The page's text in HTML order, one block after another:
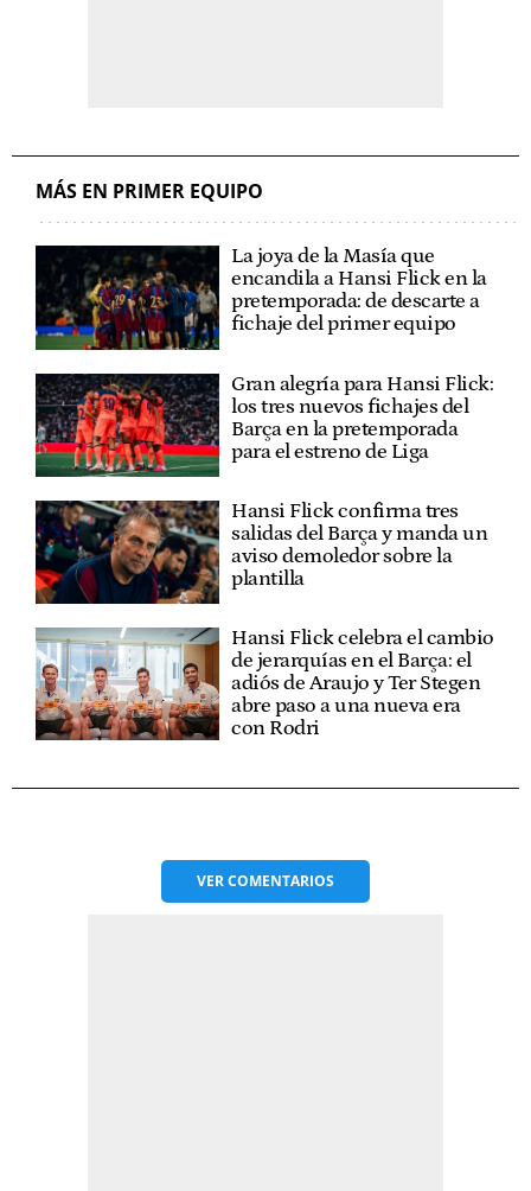
MÁS EN PRIMER EQUIPO
La joya de la Masía que
encandila a Hansi Flick en la
pretemporada: de descarte a
fichaje del primer equipo
Gran alegría para Hansi Flick:
los tres nuevos fichajes del
Barça en la pretemporada
para el estreno de Liga
Hansi Flick confirma tres
salidas del Barça y manda un
aviso demoledor sobre la
plantilla
Hansi Flick celebra el cambio
de jerarquías en el Barça: el
adiós de Araujo y Ter Stegen
abre paso a una nueva era
con Rodri
VERCOMENTARIOS